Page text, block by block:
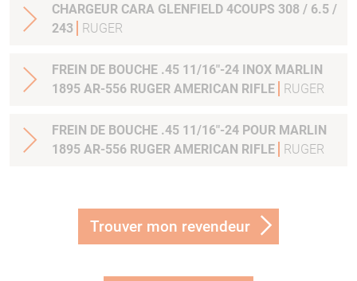
CHARGEUR CARA GLENFIELD 4COUPS 308 / 6.5 /
243
RUGER
FREIN DE BOUCHE .45 11/16"-24 INOX MARLIN
1895 AR-556 RUGER AMERICAN RIFLE
RUGER
FREIN DE BOUCHE .45 11/16"-24 POUR MARLIN
1895 AR-556 RUGER AMERICAN RIFLE
RUGER
Trouver mon revendeur